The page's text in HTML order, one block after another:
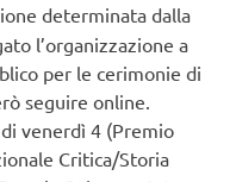
determinata dalla
l’organizzazione a
per le cerimonie di
seguire online.
venerdì 4 (Premio
Critica/Storia